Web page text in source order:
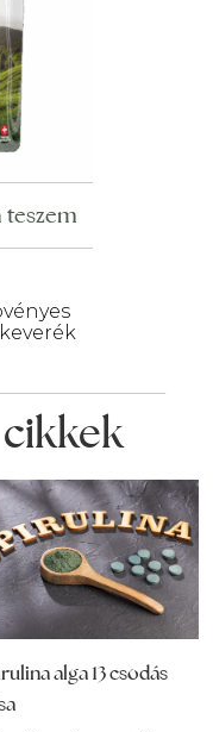
teszem
alga 13 csodás